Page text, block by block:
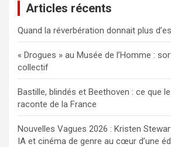
Articles récents
Quand la réverbération donnait plus
« Drogues » au Musée de l’Homme :
collectif
Bastille, blindés et Beethoven : ce que
raconte de la France
Nouvelles Vagues 2026 : Kristen
IA et cinéma de genre au cœur d’une